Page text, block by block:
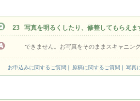
23 写真を明るくしたり、修整してもらえま
できません。お写真をそのままスキャニン
お申込みに関するご質問 原稿に関するご質問 写真